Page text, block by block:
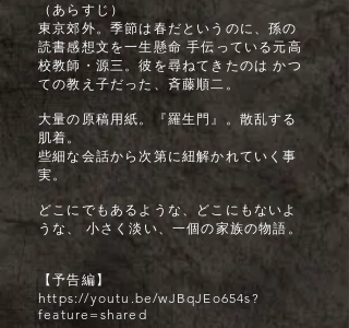
（あらすじ）
東京郊外。季節は春だというのに、孫の
読書感想文を一生懸命 手伝っている元高
校教師・源三。彼を尋ねてきたのは かつ
ての教え子だった、斉藤順二。
大量の原稿用紙。『羅生門』。散乱する
肌着。
些細な会話から次第に紐解かれていく事
実。
どこにでもあるような、どこにもないよ
うな、 小さく淡い、一個の家族の物語。
【予告編】
https://youtu.be/wJBqJEo654s?
feature=shared